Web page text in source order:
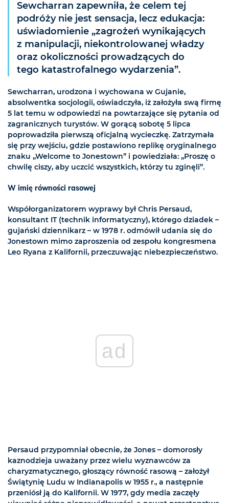
Sewcharran zapewniła, że celem tej
podróży nie jest sensacja, lecz edukacja:
uświadomienie „zagrożeń wynikających
z manipulacji, niekontrolowanej władzy
oraz okoliczności prowadzących do
tego katastrofalnego wydarzenia”.
Sewcharran, urodzona i wychowana w Gujanie,
absolwentka socjologii, oświadczyła, iż założyła swą firmę
5 lat temu w odpowiedzi na powtarzające się pytania od
zagranicznych turystów. W gorącą sobotę 5 lipca
poprowadziła pierwszą oficjalną wycieczkę. Zatrzymała
się przy wejściu, gdzie postawiono replikę oryginalnego
znaku „Welcome to Jonestown” i powiedziała: „Proszę o
chwilę ciszy, aby uczcić wszystkich, którzy tu zginęli”.
W imię równości rasowej
Współorganizatorem wyprawy był Chris Persaud,
konsultant IT (technik informatyczny), którego dziadek –
gujański dziennikarz – w 1978 r. odmówił udania się do
Jonestown mimo zaproszenia od zespołu kongresmena
Leo Ryana z Kalifornii, przeczuwając niebezpieczeństwo.
ad
Persaud przypomniał obecnie, że Jones – domorosły
kaznodzieja uważany przez wielu wyznawców za
charyzmatycznego, głoszący równość rasową – założył
Świątynię Ludu w Indianapolis w 1955 r., a następnie
przeniósł ją do Kalifornii. W 1977, gdy media zaczęły